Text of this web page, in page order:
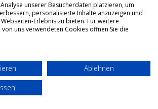
unserer Besucherdaten platzieren, um
personalisierte Inhalte anzuzeigen und
Erlebnis zu bieten. Für weitere
uns verwendeten Cookies öffnen Sie die
Ablehnen